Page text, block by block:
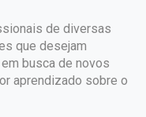
de diversas
que desejam
busca de novos
aprendizado sobre o